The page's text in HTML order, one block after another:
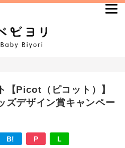
【Picot（ピコット）】
ズデザイン賞キャンペー
B! P L